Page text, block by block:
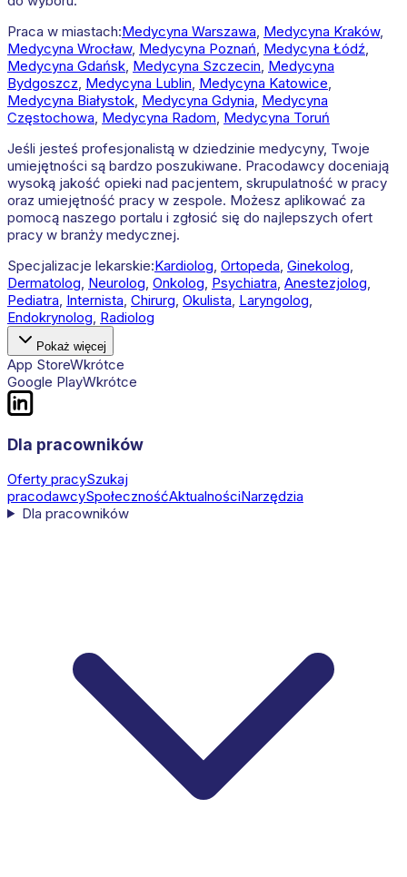
Praca w miastach:Medycyna Warszawa Medycyna Kraków,
Medycyna Wrocław, Medycyna Poznań Medycyna Łódź
Medycyna Gdańsk Medycyna Szczecin Medycyna
Bydgoszcz Medycyna Lublin Medycyna Katowice
Medycyna Białystok Medycyna Gdynia Medycyna
Częstochowa Medycyna Radom Medycyna Toruń
Jeśli jesteś profesjonalistą w dziedzinie medycyny, Twoje
umiejętności są bardzo poszukiwane. Pracodawcy doceniają
wysoką jakość opieki nad pacjentem, skrupulatność w pracy
oraz umiejętność pracy w zespole. Możesz aplikować za
pomocą naszego portalu i zgłosić się do najlepszych ofert
pracy w branży medycznej.
Specjalizacje lekarskie:Kardiolog Ortopeda Ginekolog
Dermatolog Neurolog Onkolog Psychiatra Anestezjolog
Pediatra Internista Chirurg Okulista Laryngolog
Endokrynolog Radiolog
Pokaż więcej
App StoreWkrótce
Google PlayWkrótce
Dla pracowników
Oferty pracySzukaj
pracodawcySpołecznośćAktualnościNarzędzia
Dla pracowników